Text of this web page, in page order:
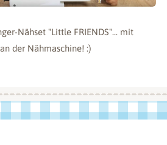
Nähset "Little FRIENDS"... mit
der Nähmaschine! :)